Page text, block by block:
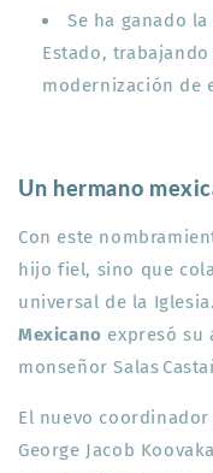
Se ha ganado
Estado,
modernización de
Un hermano
Con este
hijo fiel, sino que
universal de la
Mexicano expresó su
monseñor Salas
El nuevo
George Jacob